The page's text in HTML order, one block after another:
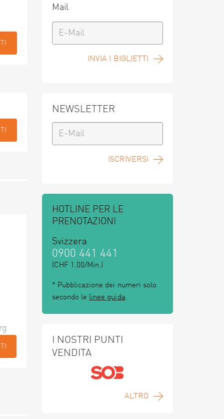
Mail
INVIA I BIGLIETTI
NEWSLETTER
ISCRIVERSI
HOTLINE PER LE
PRENOTAZIONI
Svizzera
0900 441 441
(CHF 1.00/Min.)
* Pubblicazione dei numeri solo
secondo le linee guida.
I NOSTRI PUNTI
VENDITA
ALTRO